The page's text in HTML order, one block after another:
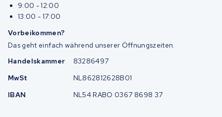
9:00 - 12:00
13:00 - 17:00
Vorbeikommen?
Das geht einfach während unserer Öffnungszeiten.
Handelskammer
83286497
MwSt
NL862812628B01
IBAN
NL54 RABO 0367 8698 37